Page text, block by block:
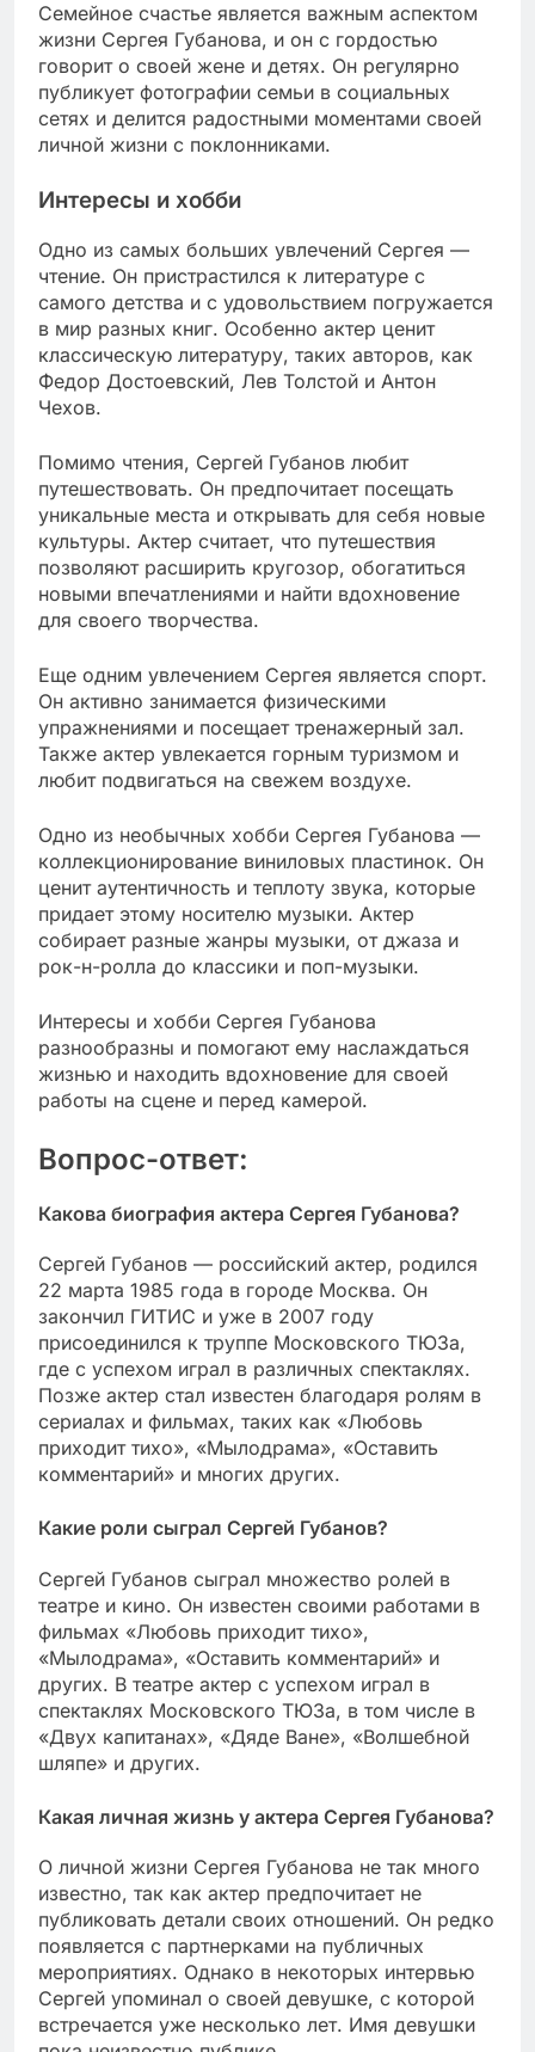
Семейное счастье является важным аспектом
жизни Сергея Губанова, и он с гордостью
говорит о своей жене и детях. Он регулярно
публикует фотографии семьи в социальных
сетях и делится радостными моментами своей
личной жизни с поклонниками.
Интересы и хобби
Одно из самых больших увлечений Сергея —
чтение. Он пристрастился к литературе с
самого детства и с удовольствием погружается
в мир разных книг. Особенно актер ценит
классическую литературу, таких авторов, как
Федор Достоевский, Лев Толстой и Антон
Чехов.
Помимо чтения, Сергей Губанов любит
путешествовать. Он предпочитает посещать
уникальные места и открывать для себя новые
культуры. Актер считает, что путешествия
позволяют расширить кругозор, обогатиться
новыми впечатлениями и найти вдохновение
для своего творчества.
Еще одним увлечением Сергея является спорт.
Он активно занимается физическими
упражнениями и посещает тренажерный зал.
Также актер увлекается горным туризмом и
любит подвигаться на свежем воздухе.
Одно из необычных хобби Сергея Губанова —
коллекционирование виниловых пластинок. Он
ценит аутентичность и теплоту звука, которые
придает этому носителю музыки. Актер
собирает разные жанры музыки, от джаза и
рок-н-ролла до классики и поп-музыки.
Интересы и хобби Сергея Губанова
разнообразны и помогают ему наслаждаться
жизнью и находить вдохновение для своей
работы на сцене и перед камерой.
Вопрос-ответ:
Какова биография актера Сергея Губанова?
Сергей Губанов — российский актер, родился
22 марта 1985 года в городе Москва. Он
закончил ГИТИС и уже в 2007 году
присоединился к труппе Московского ТЮЗа,
где с успехом играл в различных спектаклях.
Позже актер стал известен благодаря ролям в
сериалах и фильмах, таких как «Любовь
приходит тихо», «Мылодрама», «Оставить
комментарий» и многих других.
Какие роли сыграл Сергей Губанов?
Сергей Губанов сыграл множество ролей в
театре и кино. Он известен своими работами в
фильмах «Любовь приходит тихо»,
«Мылодрама», «Оставить комментарий» и
других. В театре актер с успехом играл в
спектаклях Московского ТЮЗа, в том числе в
«Двух капитанах», «Дяде Ване», «Волшебной
шляпе» и других.
Какая личная жизнь у актера Сергея Губанова?
О личной жизни Сергея Губанова не так много
известно, так как актер предпочитает не
публиковать детали своих отношений. Он редко
появляется с партнерками на публичных
мероприятиях. Однако в некоторых интервью
Сергей упоминал о своей девушке, с которой
встречается уже несколько лет. Имя девушки